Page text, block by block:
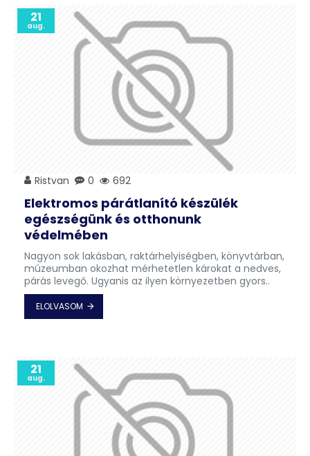
21
aug.
Ristvan 0 692
Elektromos párátlanító készülék
egészségünk és otthonunk
védelmében
Nagyon sok lakásban, raktárhelyiségben, könyvtárban,
múzeumban okozhat mérhetetlen károkat a nedves,
párás levegő. Ugyanis az ilyen környezetben gyors..
ELOLVASOM
21
aug.